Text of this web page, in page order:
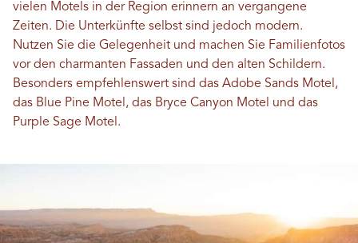
vielen Motels in der Region erinnern an vergangene
Zeiten. Die Unterkünfte selbst sind jedoch modern.
Nutzen Sie die Gelegenheit und machen Sie Familienfotos
vor den charmanten Fassaden und den alten Schildern.
Besonders empfehlenswert sind das Adobe Sands Motel,
das Blue Pine Motel, das Bryce Canyon Motel und das
Purple Sage Motel.